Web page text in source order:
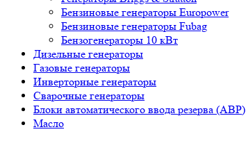
Бензиновые генераторы Europower
Бензиновые генераторы Fubag
Бензогенераторы 10 кВт
Дизельные генераторы
Газовые генераторы
Инверторные генераторы
Сварочные генераторы
Блоки автоматического ввода резерва (АВР)
Масло